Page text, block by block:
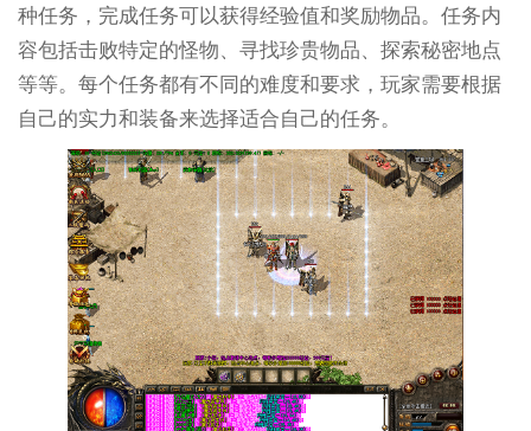
种任务，完成任务可以获得经验值和奖励物品。任务内
容包括击败特定的怪物、寻找珍贵物品、探索秘密地点
等等。每个任务都有不同的难度和要求，玩家需要根据
自己的实力和装备来选择适合自己的任务。